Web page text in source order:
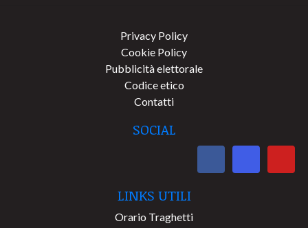
Privacy Policy
Cookie Policy
Pubblicità elettorale
Codice etico
Contatti
SOCIAL
LINKS UTILI
Orario Traghetti